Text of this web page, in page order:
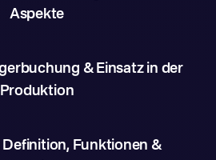
Aspekte
& Einsatz in der
Produktion
Definition, Funktionen &